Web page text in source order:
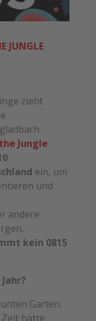
JUNGLE
zieht
Jungle
ein, um
und
andere
kein 0815
Garten.
hätte